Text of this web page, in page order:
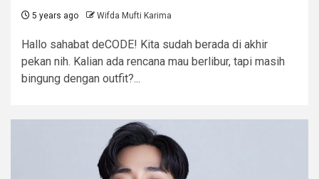
5 years ago Wifda Mufti Karima
Hallo sahabat deCODE! Kita sudah berada di akhir
pekan nih. Kalian ada rencana mau berlibur, tapi masih
bingung dengan outfit?...